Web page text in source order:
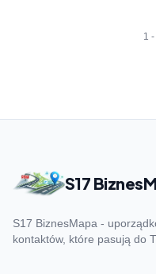
1
S17
S17 BiznesMapa -
kontaktów, które pasują do